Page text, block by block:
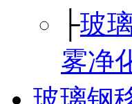
├玻
雾净